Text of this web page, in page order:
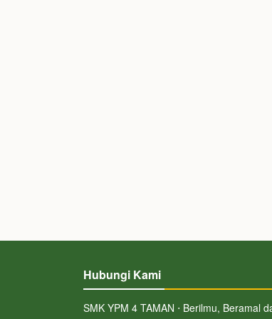
Hubungi Kami
SMK YPM 4 TAMAN ⋅ Berilmu, Beramal